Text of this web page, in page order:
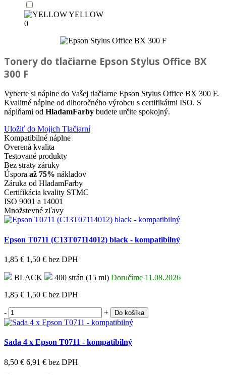
YELLOW
0
Tonery do tlačiarne Epson Stylus Office BX
300 F
Vyberte si náplne do Vašej tlačiarne Epson Stylus Office BX 300 F.
Kvalitné náplne od dlhoročného výrobcu s certifikátmi ISO. S
náplňami od HladamFarby budete určite spokojný.
Uložiť do Mojich Tlačiarní
Kompatibilné náplne
Overená kvalita
Testované produkty
Bez straty záruky
Úspora až 75% nákladov
Záruka od HladamFarby
Certifikácia kvality STMC
ISO 9001 a 14001
Množstevné zľavy
Epson T0711 (C13T07114012) black - kompatibilný
1,85 € 1,50 € bez DPH
BLACK 400 strán (15 ml) Doručíme 11.08.2026
1,85 € 1,50 € bez DPH
- + Do košíka
Sada 4 x Epson T0711 - kompatibilný
8,50 € 6,91 € bez DPH